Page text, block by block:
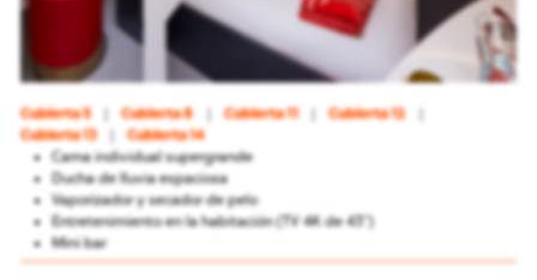
Cubierta 5 Cubierta 8 Cubierta 11
Cubierta 12
Cubierta 13
Cubierta 14
Cama individual supergrande
Ducha de lluvia espaciosa
Vaporizador y secador de pelo
Entretenimiento en la habitación (TV 4K de 43″)
Mini bar